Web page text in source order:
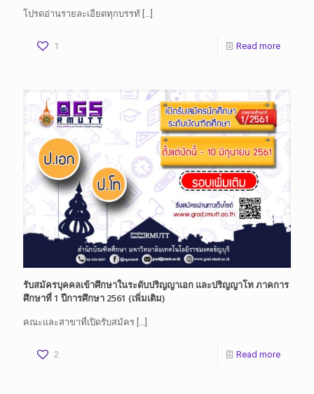
โปรดอ่านรายละเอียดทุกบรรทั
1 Read more
รับสมัครบุคคลเข้าศึกษาในระดับปริญญาเอก และปริญญาโท ภาคการ
ศึกษาที่ 1 ปีการศึกษา 2561 (เพิ่มเติม)
คณะและสาขาที่เปิดรับสมัคร
2 Read more